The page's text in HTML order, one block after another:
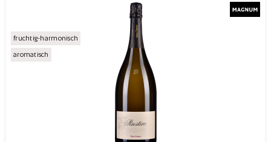
fruchtig-harmonisch
aromatisch